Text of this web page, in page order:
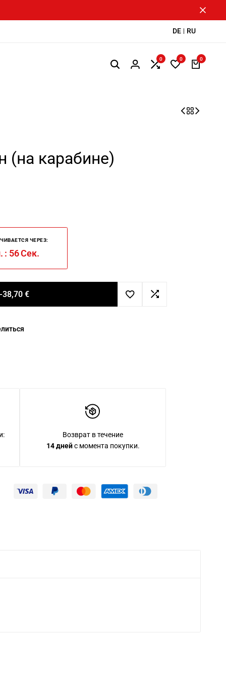
DE RU
0 0 0
(на карабине)
ЧЕРЕЗ:
: 56Сек.
-38,70 €
Возврат в течение
14 днейс момента покупки.